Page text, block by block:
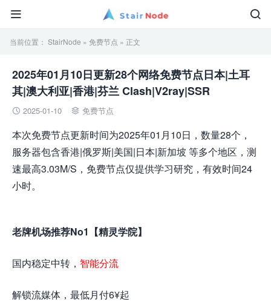


当前位置： StairNode » 免费节点 » 正文
2025年01月10日更新28个网络免费节点日本|土耳
其|澳大利亚|香港|芬兰 Clash|V2ray|SSR
 2025-01-10  免费节点
本次免费节点更新时间为2025年01月10日，数量28个，
服务器包含香港|俄罗斯|美国|日本|新加坡 等多个地区，测
速最高3.03M/S，免费节点仅提供学习研究，有效时间24
小时。
老牌机场推荐No1【精灵学院】
国内稳定中转， 智能分流
解锁流媒体，最低月付6¥起